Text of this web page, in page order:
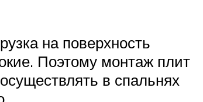
на поверхность
Поэтому монтаж плит
в спальнях